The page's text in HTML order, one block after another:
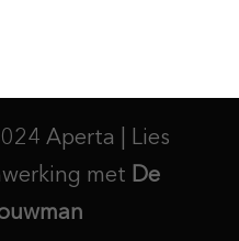
Aperta | Lies
met De